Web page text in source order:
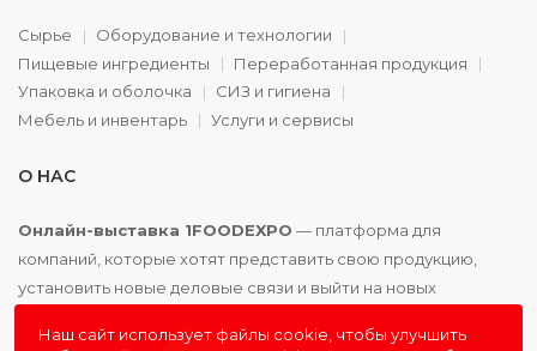
Сырье
Оборудование и технологии
Пищевые ингредиенты
Переработанная продукция
Упаковка и оболочка
СИЗ и гигиена
Мебель и инвентарь
Услуги и сервисы
О НАС
Онлайн-выставка 1FOODEXPO — платформа для
компаний, которые хотят представить свою продукцию,
установить новые деловые связи и выйти на новых
Наш сайт использует файлы cookie, чтобы улучшить